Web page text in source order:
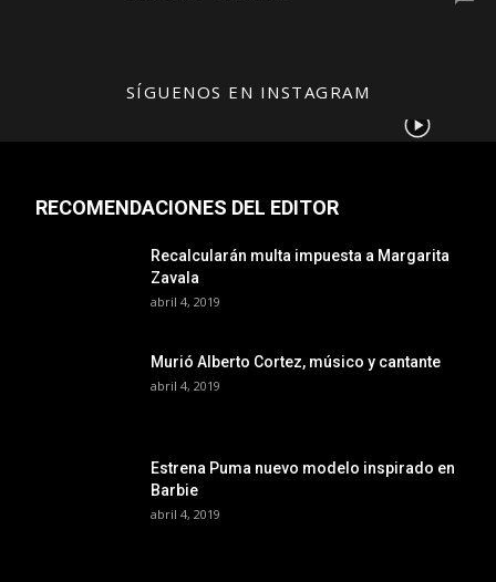
SÍGUENOS EN INSTAGRAM
RECOMENDACIONES DEL EDITOR
Recalcularán multa impuesta a Margarita
Zavala
abril 4, 2019
Murió Alberto Cortez, músico y cantante
abril 4, 2019
Estrena Puma nuevo modelo inspirado en
Barbie
abril 4, 2019